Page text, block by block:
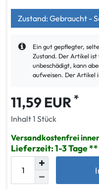
Zustand: Gebraucht -
Ein gut gepflegter,
Zustand. Der Artikel
unbeschädigt, kann
aufweisen. Der Artikel
11,59 EUR *
Inhalt1 Stück
Versandkostenfrei
Lieferzeit: 1-3 Tage